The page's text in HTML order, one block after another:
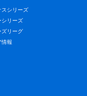
スシリーズ
シリーズ
ズリーグ
情報